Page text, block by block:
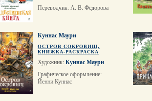
Переводчик: А. В. Фёдорова
Куннас Маури
ОСТРОВ СОКРОВИЩ.
КНИЖКА-РАСКРАСКА
Художник: Куннас Маури
Графическое оформление:
Йенни Куннас